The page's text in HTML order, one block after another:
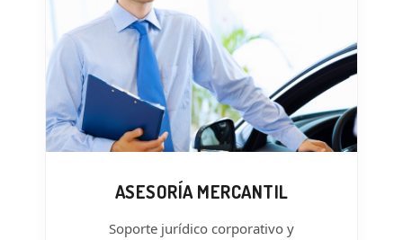
ASESORÍA MERCANTIL
Soporte jurídico corporativo y